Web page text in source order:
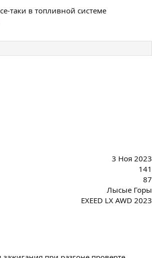
таки в топливной системе
3 Ноя 2023
141
87
Лысые Горы
EXEED LX AWD 2023